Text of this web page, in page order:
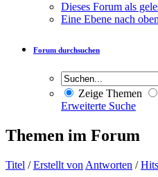
Dieses Forum als
Eine Ebene nach
Forum durchsuchen
Zeige Themen
Erweiterte Suche
Themen im Forum
Titel /Erstellt von Antworten /Hits